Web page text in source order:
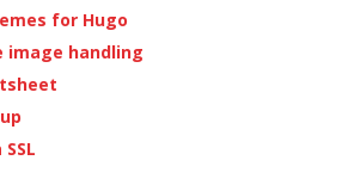
for Hugo
image handling